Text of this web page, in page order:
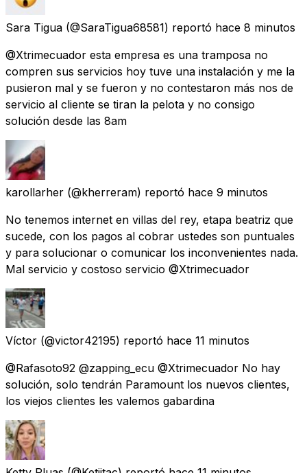
Sara Tigua (@SaraTigua68581) reportó hace 8 minutos
@Xtrimecuador esta empresa es una tramposa no
compren sus servicios hoy tuve una instalación y me la
pusieron mal y se fueron y no contestaron más nos de
servicio al cliente se tiran la pelota y no consigo
solución desde las 8am
karollarher (@kherreram) reportó hace 9 minutos
No tenemos internet en villas del rey, etapa beatriz que
sucede, con los pagos al cobrar ustedes son puntuales
y para solucionar o comunicar los inconvenientes nada.
Mal servicio y costoso servicio @Xtrimecuador
Víctor (@victor42195) reportó hace 11 minutos
@Rafasoto92 @zapping_ecu @Xtrimecuador No hay
solución, solo tendrán Paramount los nuevos clientes,
los viejos clientes les valemos gabardina